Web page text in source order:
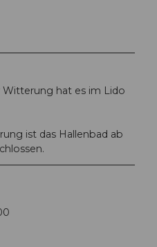
Witterung hat es im Lido
ist das Hallenbad ab